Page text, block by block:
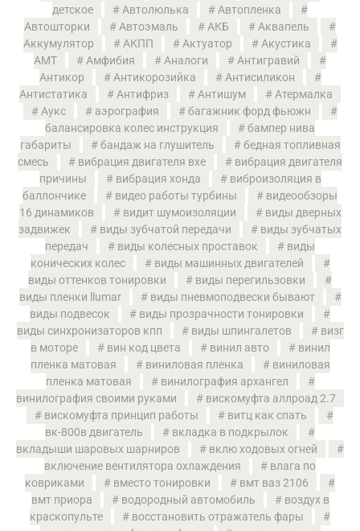
детское
Автолюлька
Автопленка
Автошторки
Автоэмаль АКБ
Аквапель
Аккумулятор
АКПП Актуатор
Акустика
АМТ
Амфибия Аналоги
Антигравий
Антикор
Антикорозийка
Антисиликон
Антистатика
Антифриз Антишум
Атермалка
Аукс
аэрография
багажник форд фьюжн
балансировка колес инструкция
бампер нива
габариты
бандаж на глушитель
бедная топливная
смесь
вибрация двигателя вхе
вибрация двигателя
причины
вибрация хонда
виброизоляция в
баллончике
видео работы турбины
видеообзоры
16 динамиков
видит шумоизоляции
виды дверных
задвижек
виды зубчатой передачи
виды зубчатых
передач
виды колесных проставок
виды
конических колес
виды машинных двигателей
виды оттенков тонировки
виды перегильзовки
виды пленки llumar
виды пневмоподвески бывают
виды подвесок
виды прозрачности тонировки
виды синхронизаторов кпп
виды шпингалетов
визг
в моторе
вин код цвета винил авто
винил
пленка матовая
виниловая пленка
виниловая
пленка матовая
винилография архангел
винилография своими руками
вискомуфта аллроад 2.7
вискомуфта принцип работы
витц как спать
вк-800в двигатель
вкладка в подкрылок
вкладыши шаровых шарниров
вклю ходовых огней
включение вентилятора охлаждения
влага по
ковриками
вместо тонировки
вмт ваз 2106
вмт приора
водородный автомобиль
воздух в
краскопульте
восстановить отражатель фары